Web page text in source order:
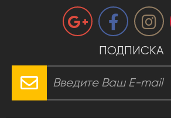
ПОДПИСКА